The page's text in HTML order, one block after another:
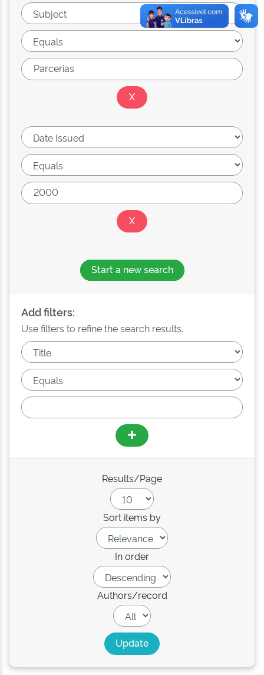
Start a new search
Add filters:
Use filters to refine the search results.
Results/Page
Sort items by
In order
Authors/record